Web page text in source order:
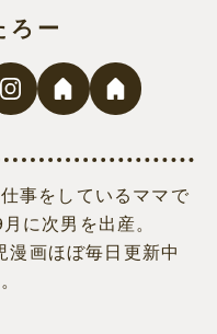
ろー
事をしているママで
に次男を出産。
画ほぼ毎日更新中